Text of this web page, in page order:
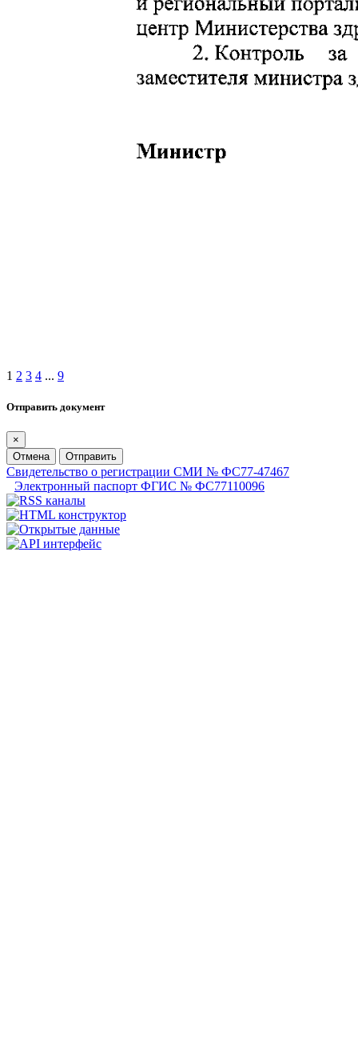
1 2 3 4 ... 9
Отправить документ
×
Отмена
Отправить
Свидетельство о регистрации СМИ № ФС77-47467
Электронный паспорт ФГИС № ФС77110096